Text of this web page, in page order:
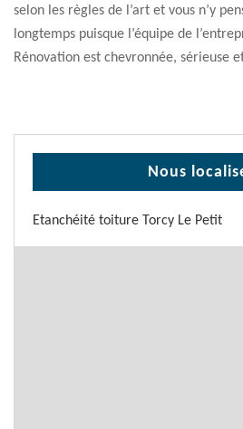
selon les règles de l’art et vous n’y
longtemps puisque l’équipe de
Rénovation est chevronnée, sérieuse
Nous
Etanchéité toiture Torcy Le Petit